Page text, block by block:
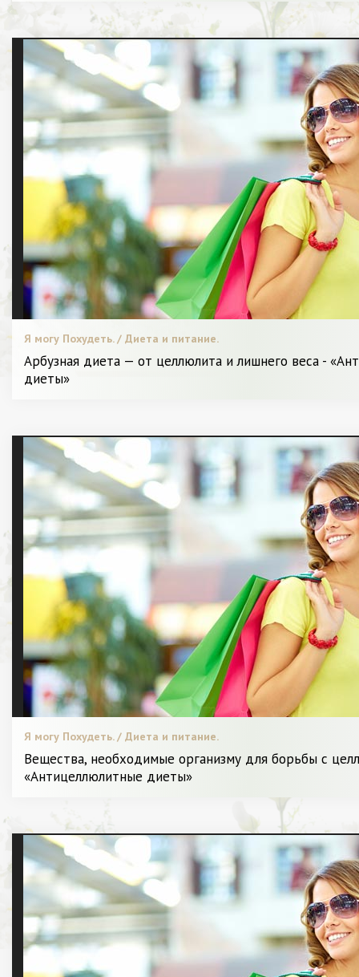
Я могу Похудеть. / Диета и питание.
Арбузная диета — от целлюлита и лишнего веса -
диеты»
Я могу Похудеть. / Диета и питание.
Вещества, необходимые организму для борьбы с
«Антицеллюлитные диеты»